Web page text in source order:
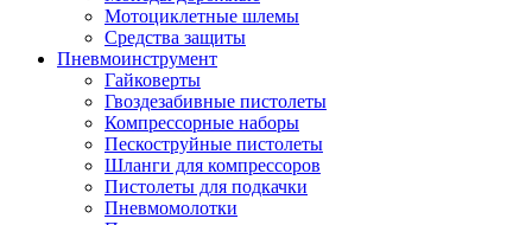
Мотоциклетные шлемы
Средства защиты
Пневмоинструмент
Гайковерты
Гвоздезабивные пистолеты
Компрессорные наборы
Пескоструйные пистолеты
Шланги для компрессоров
Пистолеты для подкачки
Пневмомолотки